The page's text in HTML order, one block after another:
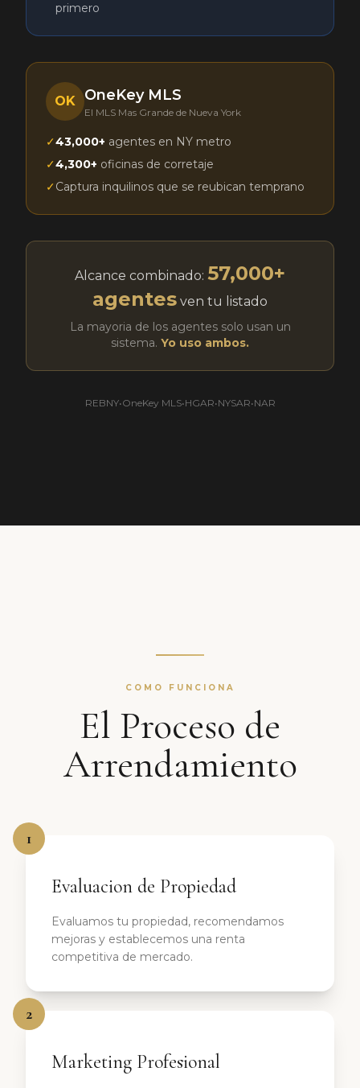
primero
OK OneKey MLS
El MLS Mas Grande de Nueva York
✓43,000+ agentes en NY metro
✓4,300+ oficinas de corretaje
✓Captura inquilinos que se reubican temprano
Alcance combinado: 57,000+
agentes ven tu listado
La mayoria de los agentes solo usan un
sistema. Yo uso ambos.
REBNY•OneKey MLS•HGAR•NYSAR•NAR
COMO FUNCIONA
El Proceso de
Arrendamiento
1
Evaluacion de Propiedad
Evaluamos tu propiedad, recomendamos
mejoras y establecemos una renta
competitiva de mercado.
2
Marketing Profesional